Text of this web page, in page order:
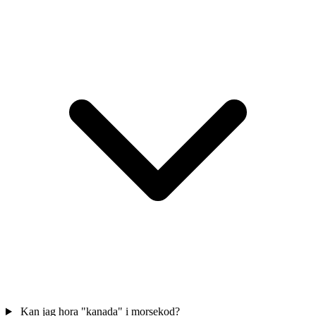
Kan jag hora "kanada" i morsekod?